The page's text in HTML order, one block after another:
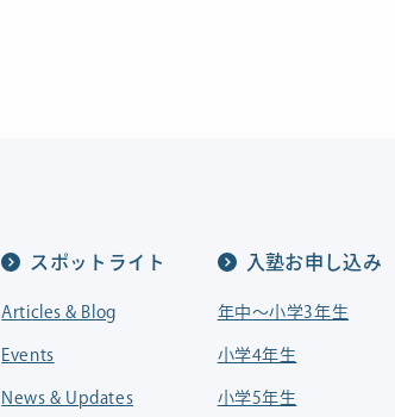
スポットライト
Articles & Blog
Events
News & Updates
入塾お申し込み
年中〜小学3年生
小学4年生
小学5年生